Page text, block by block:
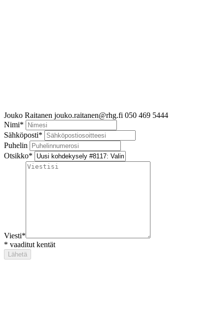
Jouko Raitanen jouko.raitanen@rhg.fi 050 469 5444
Nimi*
Sähköposti*
Puhelin
Otsikko*
Viesti*
* vaaditut kentät